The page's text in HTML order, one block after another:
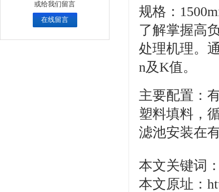
或给我们留言
在线留言
规格：
了解掌握高
处理机理。
n及K值。
主要配置：
塑料填料，
滤池安装在
本文关键词
本文原址：